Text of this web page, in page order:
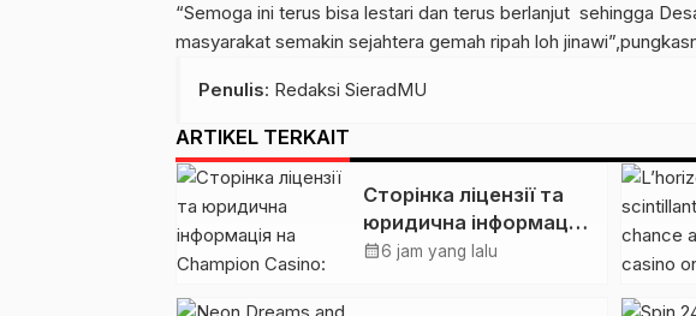
“Semoga ini terus bisa lestari dan terus berlanjut sehingga
masyarakat semakin sejahtera gemah ripah loh
Penulis: Redaksi SieradMU
ARTIKEL TERKAIT
Сторінка ліцензії та
юридична інформація
на Champion Casino:
calendar_month6 jam yang lalu